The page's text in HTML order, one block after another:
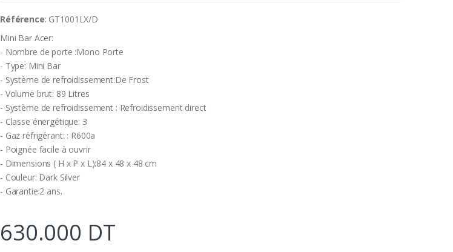
Référence: GT1001LX/D
Mini Bar Acer:
- Nombre de porte :Mono Porte
- Type: Mini Bar
- Système de refroidissement:De Frost
- Volume brut: 89 Litres
- Système de refroidissement : Refroidissement direct
- Classe énergétique: 3
- Gaz réfrigérant: : R600a
- Poignée facile à ouvrir
- Dimensions ( H x P x L):84 x 48 x 48 cm
- Couleur: Dark Silver
- Garantie:2 ans.
630.000 DT